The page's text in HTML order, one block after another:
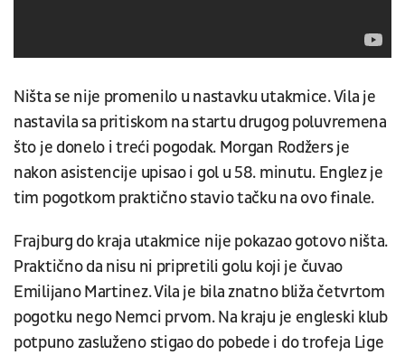
Ništa se nije promenilo u nastavku utakmice. Vila je
nastavila sa pritiskom na startu drugog poluvremena
što je donelo i treći pogodak. Morgan Rodžers je
nakon asistencije upisao i gol u 58. minutu. Englez je
tim pogotkom praktično stavio tačku na ovo finale.
Frajburg do kraja utakmice nije pokazao gotovo ništa.
Praktično da nisu ni pripretili golu koji je čuvao
Emilijano Martinez. Vila je bila znatno bliža četvrtom
pogotku nego Nemci prvom. Na kraju je engleski klub
potpuno zasluženo stigao do pobede i do trofeja Lige